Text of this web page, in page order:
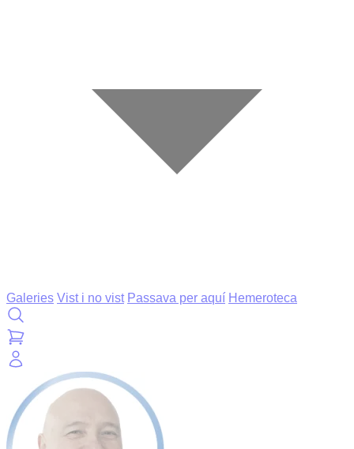
Galeries Vist i no vist Passava per aquí Hemeroteca